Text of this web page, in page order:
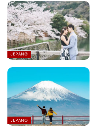
JEPANG
JEPANG